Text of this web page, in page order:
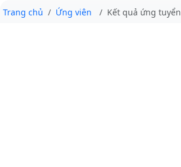
Trang chủ Ứng viên Kết quả ứng tuyển